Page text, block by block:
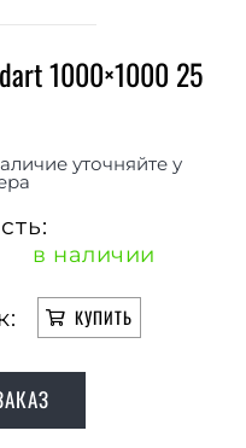
1000×1000 25
уточняйте у
в наличии
КУПИТЬ